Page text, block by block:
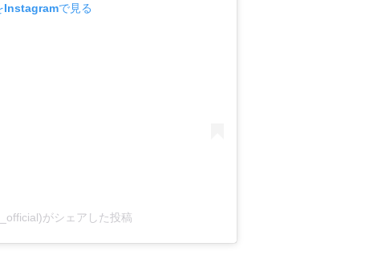
Instagramで見る
がシェアした投稿